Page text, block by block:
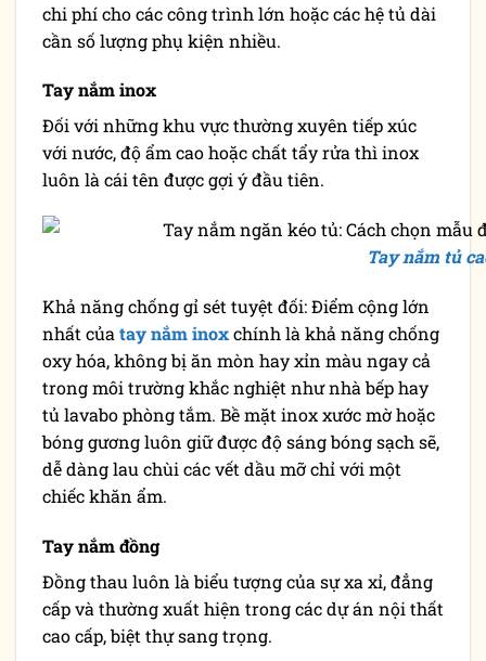
chi phí cho các công trình lớn hoặc các hệ tủ dài
cần số lượng phụ kiện nhiều.
Tay nắm inox
Đối với những khu vực thường xuyên tiếp xúc
với nước, độ ẩm cao hoặc chất tẩy rửa thì inox
luôn là cái tên được gợi ý đầu tiên.
Tay nắm tủ
Khả năng chống gỉ sét tuyệt đối: Điểm cộng lớn
nhất của tay nắm inoxchính là khả năng chống
oxy hóa, không bị ăn mòn hay xỉn màu ngay cả
trong môi trường khắc nghiệt như nhà bếp hay
tủ lavabo phòng tắm. Bề mặt inox xước mờ hoặc
bóng gương luôn giữ được độ sáng bóng sạch sẽ,
dễ dàng lau chùi các vết dầu mỡ chỉ với một
chiếc khăn ẩm.
Tay nắm đồng
Đồng thau luôn là biểu tượng của sự xa xỉ, đẳng
cấp và thường xuất hiện trong các dự án nội thất
cao cấp, biệt thự sang trọng.